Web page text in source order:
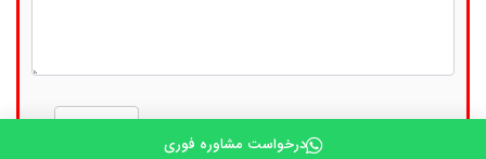
حاصل جمع مقابل را وارد نمایید: (5 + 4)
درخواست مشاوره فوری